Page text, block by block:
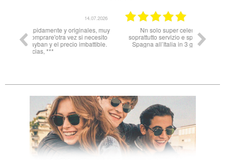
11.06.2026
Nn solo super celeri nelle informazioni ma
soprattutto servizio e spedizione impeccabili! Dalla
Spagna all’Italia in 3 gg lavorativi! Bravi e grazie